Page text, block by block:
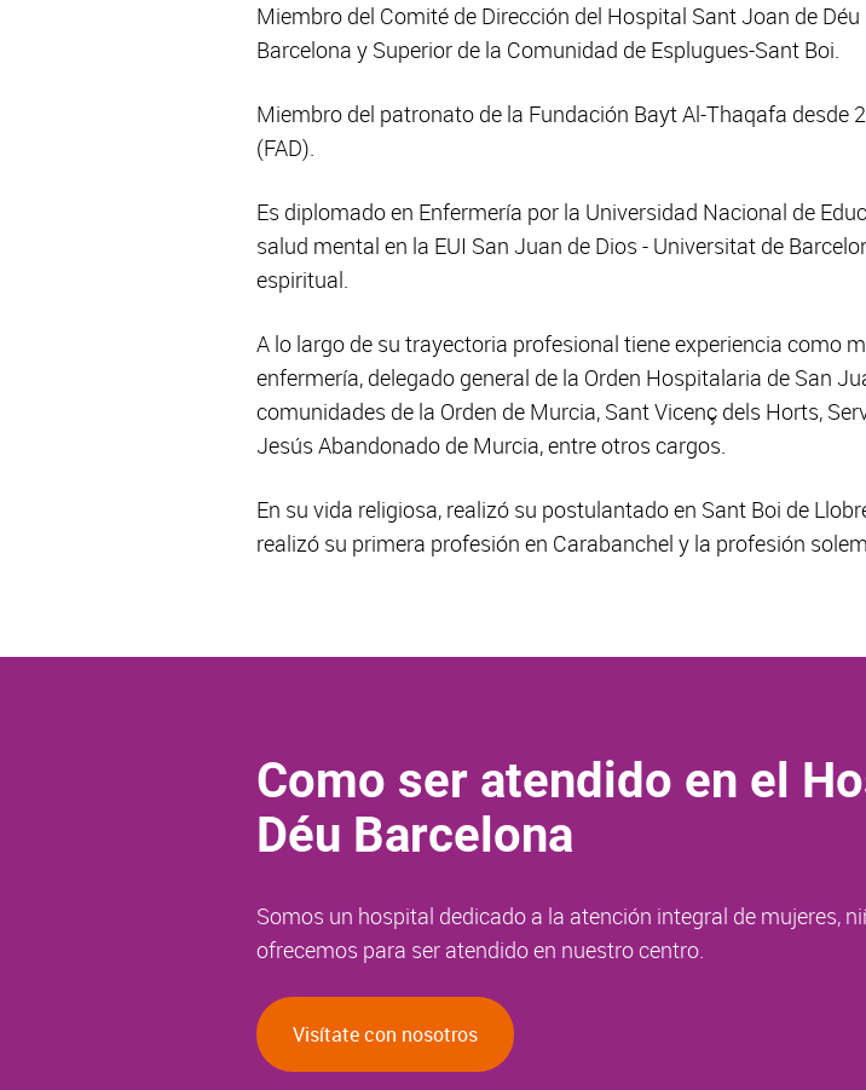
Miembro del Comité de Dirección del Hospital Sant Joan de
Barcelona y Superior de la Comunidad de Esplugues-Sant Boi.
Miembro del patronato de la Fundación Bayt Al-Thaqafa desde
(FAD).
Es diplomado en Enfermería por la Universidad Nacional de
salud mental en la EUI San Juan de Dios - Universitat de
espiritual.
A lo largo de su trayectoria profesional tiene experiencia como
enfermería, delegado general de la Orden Hospitalaria de San
comunidades de la Orden de Murcia, Sant Vicenç dels Horts,
Jesús Abandonado de Murcia, entre otros cargos.
En su vida religiosa, realizó su postulantado en Sant Boi de
realizó su primera profesión en Carabanchel y la profesión
Como ser atendido en el
Déu Barcelona
Somos un hospital dedicado a la atención integral de mujeres,
ofrecemos para ser atendido en nuestro centro.
Visítate con nosotros